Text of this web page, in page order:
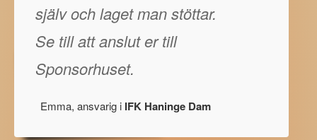
själv och laget man stöttar.
Se till att anslut er till
Sponsorhuset.
Emma, ansvarig i IFK Haninge Dam